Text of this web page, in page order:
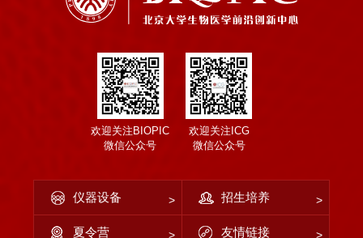
欢迎关注BIOPIC
微信公众号
欢迎关注ICG
微信公众号
仪器设备 招生培养
夏令营 友情链接